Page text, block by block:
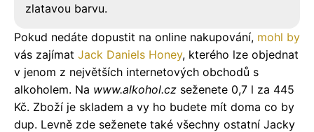
zlatavou barvu.
Pokud nedáte dopustit na online nakupování, mohl by
vás zajímat Jack Daniels Honey, kterého lze objednat
v jenom z největších internetových obchodů s
alkoholem. Na www.alkohol.cz seženete 0,7 l za 445
Kč. Zboží je skladem a vy ho budete mít doma co by
dup. Levně zde seženete také všechny ostatní Jacky